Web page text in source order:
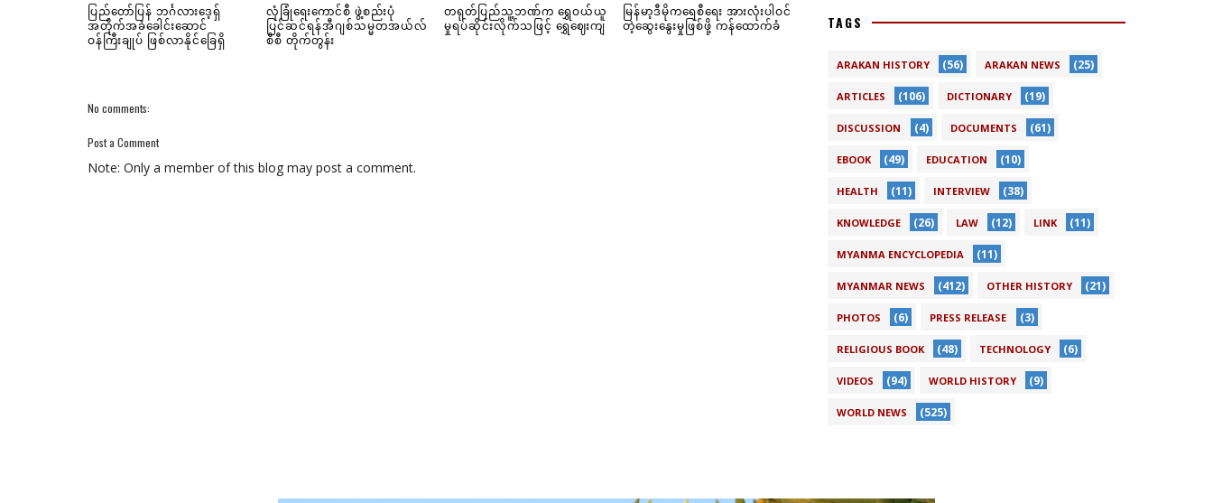
ပြည်တော်ပြန် ဘင်္ဂလားဒေ့ရှ်
အတိုက်အခံခေါင်းဆောင်
ဝန်ကြီးချုပ် ဖြစ်လာနိုင်ခြေရှိ
လုံခြုံရေးကောင်စီ ဖွဲ့စည်းပုံ
ပြင်ဆင်ရန်အီဂျစ်သမ္မတအယ်လ်
စီစီ တိုက်တွန်း
တရုတ်ပြည်သူ့ဘဏ်က ရွှေဝယ်ယူ
မှုရပ်ဆိုင်းလိုက်သဖြင့် ရွှေဈေးကျ
မြန်မာ့ဒီမိုကရေစီရေး အားလုံးပါဝင်
တဲ့ဆွေးနွေးမှုဖြစ်ဖို့ ကန်ထောက်ခံ
No comments:
Post a Comment
Note: Only a member of this blog may post a comment.
TAGS
ARAKAN HISTORY (56) ARAKAN NEWS (25)
ARTICLES (106) DICTIONARY (19)
DISCUSSION (4) DOCUMENTS (61)
EBOOK (49) EDUCATION (10)
HEALTH (11) INTERVIEW (38)
KNOWLEDGE (26) LAW (12) LINK (11)
MYANMA ENCYCLOPEDIA (11)
MYANMAR NEWS (412) OTHER HISTORY (21)
PHOTOS (6) PRESS RELEASE (3)
RELIGIOUS BOOK (48) TECHNOLOGY (6)
VIDEOS (94) WORLD HISTORY (9)
WORLD NEWS (525)